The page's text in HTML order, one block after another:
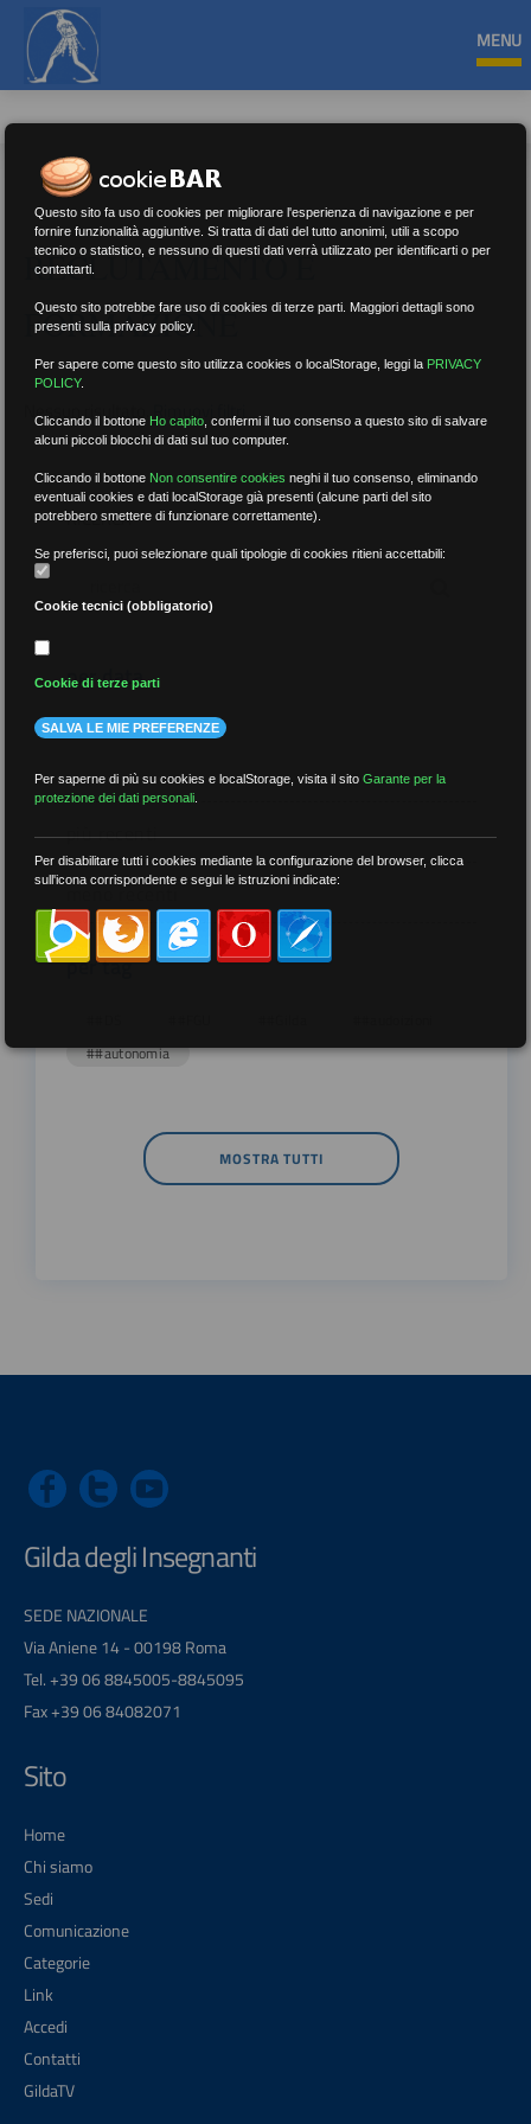
MENU
RECLUTAMENTO E
FORMAZIONE
Nessun risultato.Rimuovi filtri
RICERCA
per data
più recenti
meno recenti
per tag
##autonomia
MOSTRA TUTTI
Gilda degli Insegnanti
SEDE NAZIONALE
Via Aniene 14 - 00198 Roma
Tel. +39 06 8845005-8845095
Fax +39 06 84082071
Sito
Home
Chi siamo
Sedi
Comunicazione
Categorie
Link
Accedi
Contatti
GildaTV
Questo sito fa uso di cookies per migliorare l'esperienza di navigazione e per
fornire funzionalità aggiuntive. Si tratta di dati del tutto anonimi, utili a scopo
tecnico o statistico, e nessuno di questi dati verrà utilizzato per identificarti o per
contattarti.
Questo sito potrebbe fare uso di cookies di terze parti. Maggiori dettagli sono
presenti sulla privacy policy.
Per sapere come questo sito utilizza cookies o localStorage, leggi la PRIVACY
POLICY.
Cliccando il bottone Ho capito ,confermi il tuo consenso a questo sito di salvare
alcuni piccoli blocchi di dati sul tuo computer.
Cliccando il bottone Non consentire cookies neghi il tuo consenso, eliminando
eventuali cookies e dati localStorage già presenti (alcune parti del sito
potrebbero smettere di funzionare correttamente).
Se preferisci, puoi selezionare quali tipologie di cookies ritieni accettabili:
Cookie tecnici (obbligatorio)
Cookie di terze parti
SALVA LE MIE PREFERENZE
Per saperne di più su cookies e localStorage, visita il sitoGarante per la
protezione dei dati personali
Per disabilitare tutti i cookies mediante la configurazione del browser, clicca
sull'icona corrispondente e segui le istruzioni indicate: